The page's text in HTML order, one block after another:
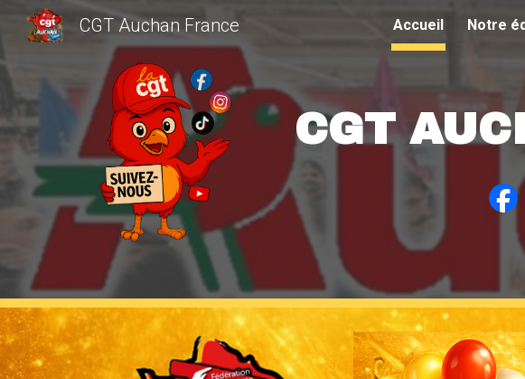
Skip to main content
CGT Auchan France Accueil Notre
CGT